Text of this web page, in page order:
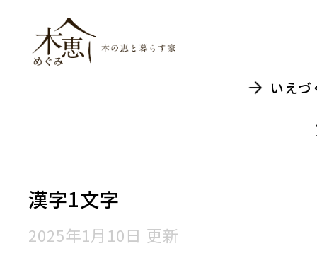
いえ
漢字1文字
2025年1月10日 更新